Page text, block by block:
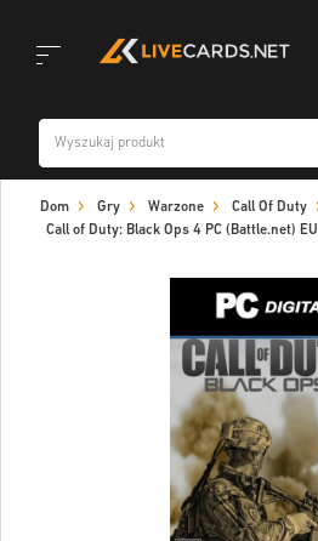
navigation
Dom Gry Warzone
Call Of Duty
Call of Duty: Black Ops 4 PC (Battle.net) EU